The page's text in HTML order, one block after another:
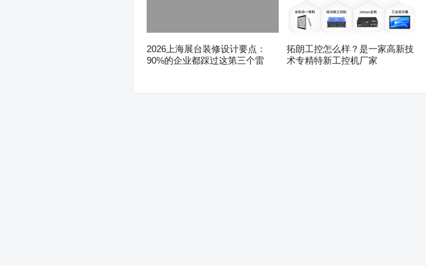
2026上海展台装修设计要点：
90%的企业都踩过这第三个雷
拓朗工控怎么样？是一家高新技
术专精特新工控机厂家